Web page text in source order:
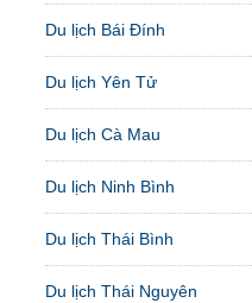
Du lịch Bái Đính
Du lịch Yên Tử
Du lịch Cà Mau
Du lịch Ninh Bình
Du lịch Thái Bình
Du lịch Thái Nguyên